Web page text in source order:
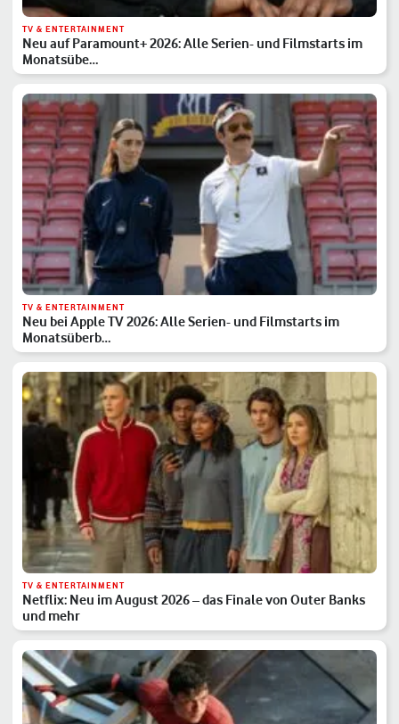
TV & ENTERTAINMENT
Neu auf Paramount+ 2026: Alle Serien- und Filmstarts im
Monatsübe…
TV & ENTERTAINMENT
Neu bei Apple TV 2026: Alle Serien- und Filmstarts im
Monatsüberb…
TV & ENTERTAINMENT
Netflix: Neu im August 2026 – das Finale von Outer Banks
und mehr